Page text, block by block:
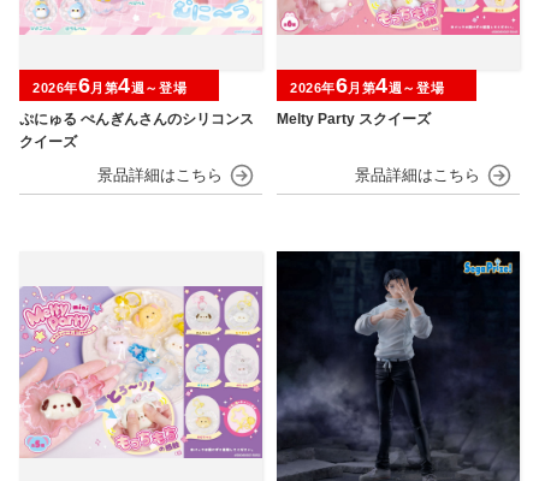
ぷにゅる ぺんぎんさんのシリコンス
クイーズ
2026年6月第4週～登場
Melty Party スクイーズ
2026年6月第4週～登場